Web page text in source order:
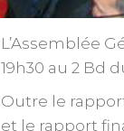
L’Assemblée
19h30 au 2 Bd
Outre le
et le rapport